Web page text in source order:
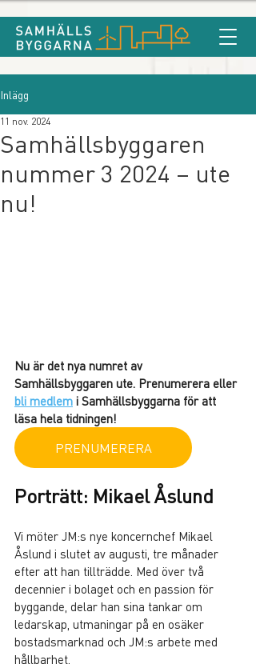
Inlägg
Samhällsbyggaren
nummer 3 2024 – ute
nu!
11 nov. 2024
Nu är det nya numret av
Samhällsbyggaren ute. Prenumerera eller
bli medlem i Samhällsbyggarna för att
läsa hela tidningen!
PRENUMERERA
Porträtt: Mikael Åslund
Vi möter JM:s nye koncernchef Mikael
Åslund i slutet av augusti, tre månader
efter att han tillträdde. Med över två
decennier i bolaget och en passion för
byggande, delar han sina tankar om
ledarskap, utmaningar på en osäker
bostadsmarknad och JM:s arbete med
hållbarhet.